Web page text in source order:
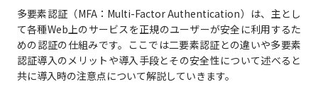
多要素認証（MFA：Multi-Factor Authentication）は、主とし
て各種Web上のサービスを正規のユーザーが安全に利用するた
めの認証の仕組みです。ここでは二要素認証との違いや多要素
認証導入のメリットや導入手段とその安全性について述べると
共に導入時の注意点について解説していきます。